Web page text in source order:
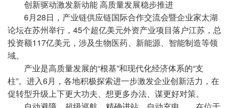
创新驱动激发新动能 高质量发展稳步推进
6月28日，产业链供应链国际合作交流会暨企业家太湖
论坛在苏州举行，45个超亿美元外资产业项目落户江苏，总
投资额117亿美元，涉及生物医药、新能源、智能制造等领
域。
产业是高质量发展的“根基”和现代化经济体系的“支
柱”。进入6月，各地积极探索进一步激发企业创新活力，在
促转型升级上下更大功夫、想更多办法、谋更好对策。